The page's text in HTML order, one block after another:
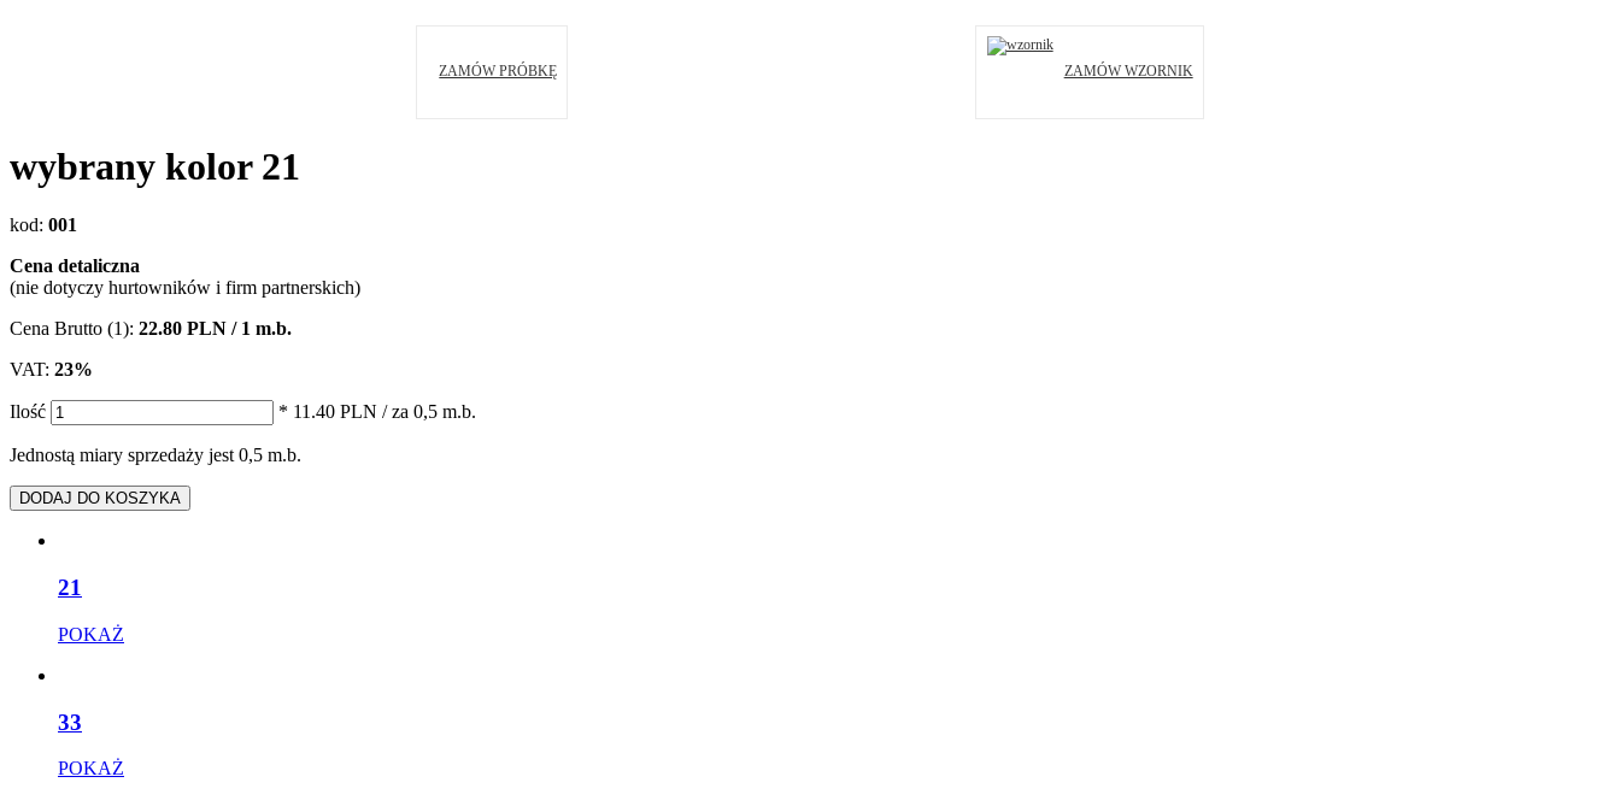
ZAMÓW PRÓBKĘ ZAMÓW WZORNIK
wybrany kolor21
kod: 001
Cena detaliczna
(nie dotyczy hurtowników i firm partnerskich)
Cena Brutto (1): 22.80 PLN / 1 m.b.
VAT: 23%
Ilość * 11.40 PLN / za 0,5 m.b.
Jednostą miary sprzedaży jest 0,5 m.b.
DODAJ DO KOSZYKA
21
POKAŻ
33
POKAŻ